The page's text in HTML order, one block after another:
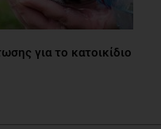
για το κατοικίδιο